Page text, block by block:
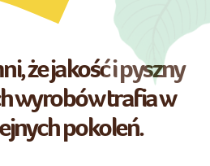
że jakość i pyszny
wyrobów trafia w
pokoleń.